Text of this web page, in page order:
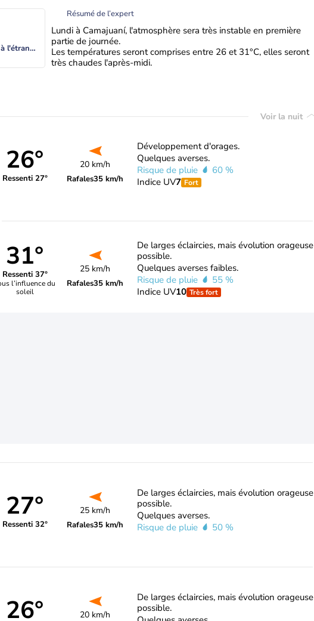
Actualités Météo à l'étranger
Résumé de l’expert
Lundi à Camajuaní, l'atmosphère sera très instable en première
partie de journée.
Les températures seront comprises entre 26 et 31°C, elles seront
très chaudes l'après-midi.
Voir la nuit
26°
Ressenti 27°
20 km/h
Rafales35 km/h
Développement d'orages.
Quelques averses.
Risque de pluie
60 %
Indice UV7 Fort
31°
Ressenti 37°
l’influence du
soleil
25 km/h
Rafales35 km/h
De larges éclaircies, mais évolution orageuse
possible.
Quelques averses faibles.
Risque de pluie
55 %
Indice UV10 Très fort
27°
Ressenti 32°
25 km/h
Rafales35 km/h
De larges éclaircies, mais évolution orageuse
possible.
Quelques averses.
Risque de pluie
50 %
26° 20 km/h
De larges éclaircies, mais évolution orageuse
possible.